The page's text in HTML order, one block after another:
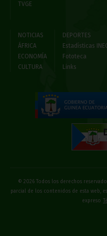
TVGE
NOTICIAS
ÁFRICA
ECONOMÍA
CULTURA
DEPORTES
Estadísticas
Fototeca
Links
© 2026 Todos los derechos
parcial de los contenidos de esta web,
expreso